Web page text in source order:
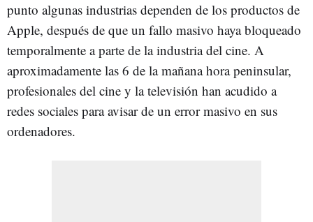
punto algunas industrias dependen de los productos de
Apple, después de que un fallo masivo haya bloqueado
temporalmente a parte de la industria del cine. A
aproximadamente las 6 de la mañana hora peninsular,
profesionales del cine y la televisión han acudido a
redes sociales para avisar de un error masivo en sus
ordenadores.